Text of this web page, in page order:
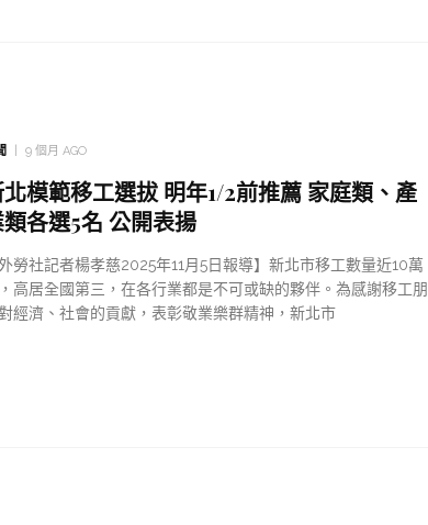
9 個月 AGO
模範移工選拔 明年1/2前推薦 家庭類、產
各選5名 公開表揚
外勞社記者楊孝慈2025年11月5日報導】新北市移工數量近10萬
高居全國第三，在各行業都是不可或缺的夥伴。為感謝移工朋
經濟、社會的貢獻，表彰敬業樂群精神，新北市